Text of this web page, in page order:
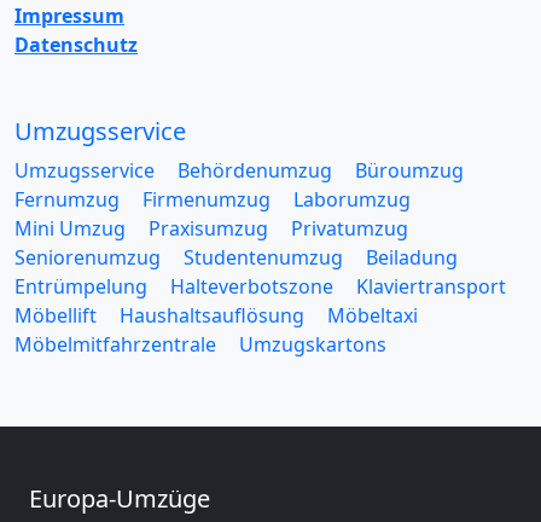
Impressum
Datenschutz
Umzugsservice
Umzugsservice Behördenumzug
Büroumzug
Fernumzug
Firmenumzug
Laborumzug
Mini Umzug
Praxisumzug
Privatumzug
Seniorenumzug
Studentenumzug
Beiladung
Entrümpelung
Halteverbotszone
Klaviertransport
Möbellift
Haushaltsauflösung
Möbeltaxi
Möbelmitfahrzentrale
Umzugskartons
Europa-Umzüge